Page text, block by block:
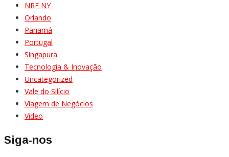
NRF NY
Orlando
Panamá
Portugal
Singapura
Tecnologia & Inovação
Uncategorized
Vale do Silício
Viagem de Negócios
Video
Siga-nos